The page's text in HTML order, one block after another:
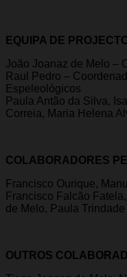
EQUIPA DE
João Joanaz de Melo –
Raul Pedro –
Espeleológicos
Paula Antão da Silva,
Correia, Maria Helena
COLABORADORES
Francisco Ourique,
Francisco Falcão
de Melo, Paula Trindade
OUTROS